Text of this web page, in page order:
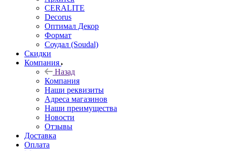
CERALITE
Decorus
Оптимал Декор
Формат
Соудал (Soudal)
Скидки
Компания
Назад
Компания
Наши реквизиты
Адреса магазинов
Наши преимущества
Новости
Отзывы
Доставка
Оплата